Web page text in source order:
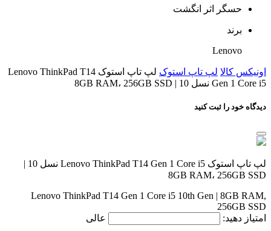
حسگر اثر انگشت
برند
Lenovo
اونیکس کالا لپ تاپ استوک
لپ تاپ استوک Lenovo ThinkPad T14
Gen 1 Core i5 نسل 10 | 8GB RAM، 256GB SSD
دیدگاه خود را ثبت کنید
لپ تاپ استوک Lenovo ThinkPad T14 Gen 1 Core i5 نسل 10 |
8GB RAM، 256GB SSD
Lenovo ThinkPad T14 Gen 1 Core i5 10th Gen | 8GB RAM,
256GB SSD
امتیاز دهید:
عالی